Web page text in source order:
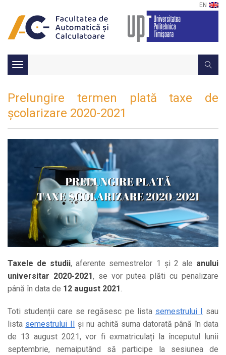
EN
Toggle
navigation
Prelungire termen plată taxe de
școlarizare 2020-2021
Taxele de studii, aferente semestrelor 1 și 2 ale anului
universitar 2020-2021, se vor putea plăti cu penalizare
până în data de 12 august 2021.
Toti studenții care se regăsesc pe lista semestrului I
sau
lista semestrului II
și nu achită suma datorată până în data
de 13 august 2021, vor fi exmatriculați la începutul lunii
septembrie, nemaiputând să participe la sesiunea de